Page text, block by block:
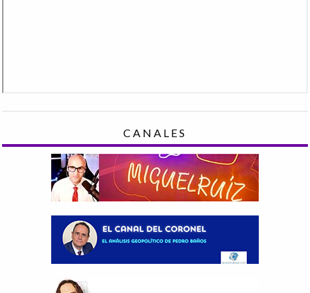
CANALES